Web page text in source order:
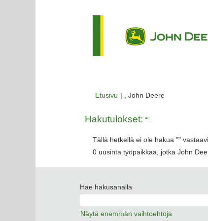
Etusivu | , John Deere(nykyinen
Hakutulokset: "".
Tällä hetkellä ei ole hakua ""
0 uusinta työpaikkaa, jotka John
Hae hakusanalla
Näytä enemmän vaihtoehtoja